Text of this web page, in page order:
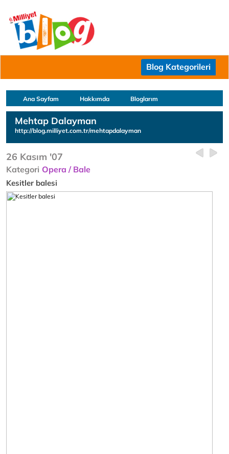
Blog Kategorileri
Ana Sayfam Hakkımda Bloglarım
Mehtap Dalayman
http://blog.milliyet.com.tr/mehtapdalayman
26 Kasım '07
Kategori Opera / Bale
Kesitler balesi